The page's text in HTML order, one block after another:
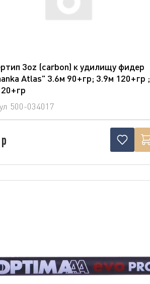
3oz (carbon) к удилищу фидер
Atlas" 3.6м 90+гр; 3.9м 120+гр ;
500-034017